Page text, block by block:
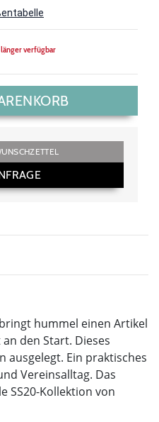
verfügbar
hummel einen Artikel
den Start. Dieses
ausgelegt. Ein praktisches
Vereinsalltag. Das
SS20-Kollektion von